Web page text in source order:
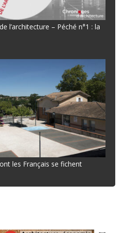
l’architecture – Péché n°1 : la
les Français se fichent